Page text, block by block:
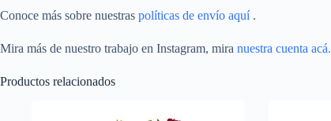
Conoce más sobre nuestras políticas de envío aquí.
Mira más de nuestro trabajo en Instagram, mira nuestra cuenta acá.
Productos relacionados